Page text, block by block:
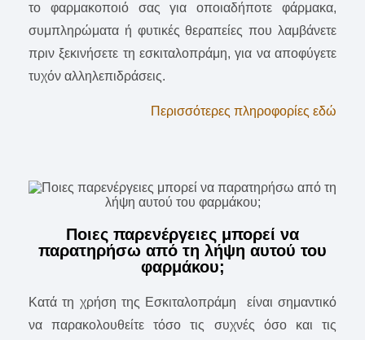
το φαρμακοποιό σας για οποιαδήποτε φάρμακα,
συμπληρώματα ή φυτικές θεραπείες που λαμβάνετε
πριν ξεκινήσετε τη εσκιταλοπράμη, για να αποφύγετε
τυχόν αλληλεπιδράσεις.
Περισσότερες πληροφορίες εδώ
Ποιες παρενέργειες μπορεί να
παρατηρήσω από τη λήψη αυτού του
φαρμάκου;
Κατά τη χρήση της Εσκιταλοπράμη είναι σημαντικό
να παρακολουθείτε τόσο τις συχνές όσο και τις